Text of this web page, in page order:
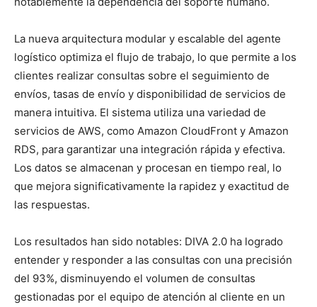
La nueva arquitectura modular y escalable del agente
logístico optimiza el flujo de trabajo, lo que permite a los
clientes realizar consultas sobre el seguimiento de
envíos, tasas de envío y disponibilidad de servicios de
manera intuitiva. El sistema utiliza una variedad de
servicios de AWS, como Amazon CloudFront y Amazon
RDS, para garantizar una integración rápida y efectiva.
Los datos se almacenan y procesan en tiempo real, lo
que mejora significativamente la rapidez y exactitud de
las respuestas.
Los resultados han sido notables: DIVA 2.0 ha logrado
entender y responder a las consultas con una precisión
del 93%, disminuyendo el volumen de consultas
gestionadas por el equipo de atención al cliente en un